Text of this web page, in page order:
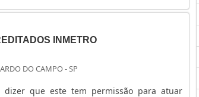
INMETRO
DO CAMPO - SP
que este tem permissão para atuar